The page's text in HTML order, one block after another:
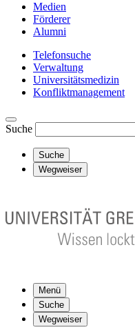
Medien
Förderer
Alumni
Telefonsuche
Verwaltung
Universitätsmedizin
Konfliktmanagement
Suche
Suche
Wegweiser
Menü
Suche
Wegweiser